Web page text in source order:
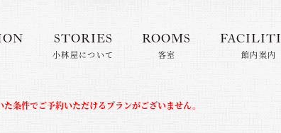
STORIES
小林屋について
ROOMS
客室 館内案内
た条件でご予約いただけるプランがございません。